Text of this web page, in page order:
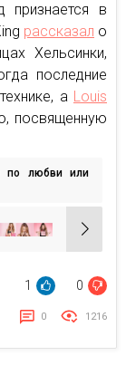
признается в
рассказал о
Хельсинки,
последние
а Louis
посвященную
по любви или
1 0
0 1216